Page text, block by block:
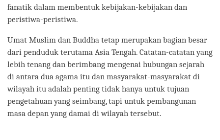
fanatik dalam membentuk kebijakan-kebijakan dan
peristiwa-peristiwa.
Umat Muslim dan Buddha tetap merupakan bagian besar
dari penduduk terutama Asia Tengah. Catatan-catatan yang
lebih tenang dan berimbang mengenai hubungan sejarah
di antara dua agama itu dan masyarakat-masyarakat di
wilayah itu adalah penting tidak hanya untuk tujuan
pengetahuan yang seimbang, tapi untuk pembangunan
masa depan yang damai di wilayah tersebut.